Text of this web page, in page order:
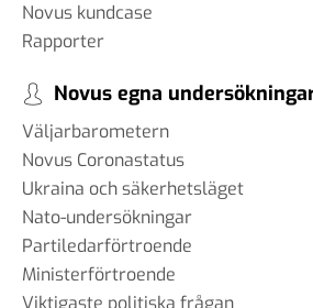
Novus kundcase
Rapporter
Novus egna
Väljarbarometern
Novus Coronastatus
Ukraina och säkerhetsläget
Nato-undersökningar
Partiledarförtroende
Ministerförtroende